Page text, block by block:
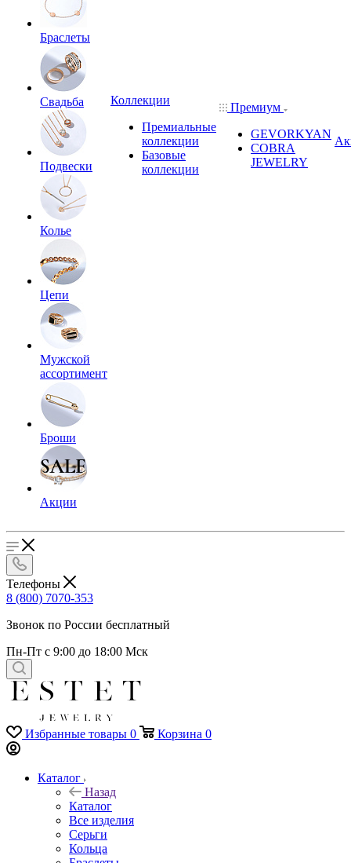
Браслеты
Свадьба
Подвески
Колье
Цепи
Мужской
ассортимент
Броши
Акции
Коллекции
Премиальные
коллекции
Базовые
коллекции
Премиум
GEVORKYAN
COBRA
JEWELRY
Телефоны
8 (800) 7070-353
Звонок по России бесплатный
Пн-Пт с 9:00 до 18:00 Мск
Избранные товары 0 Корзина 0
Каталог
Назад
Каталог
Все изделия
Серьги
Кольца